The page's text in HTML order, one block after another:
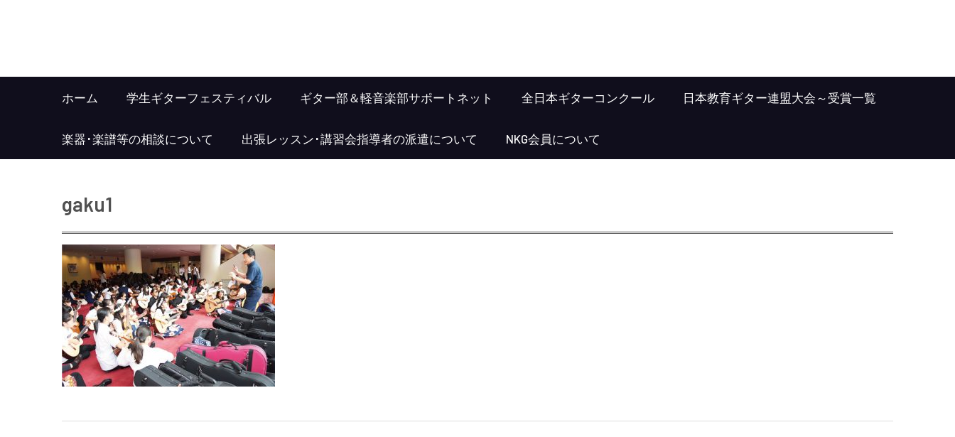
ホーム 学生ギターフェスティバル ギター部＆軽音楽部サポートネット 全日本ギターコンクール 日本教育ギター連盟大会～受賞一覧
楽器･楽譜等の相談について 出張レッスン･講習会指導者の派遣について NKG会員について
gaku1